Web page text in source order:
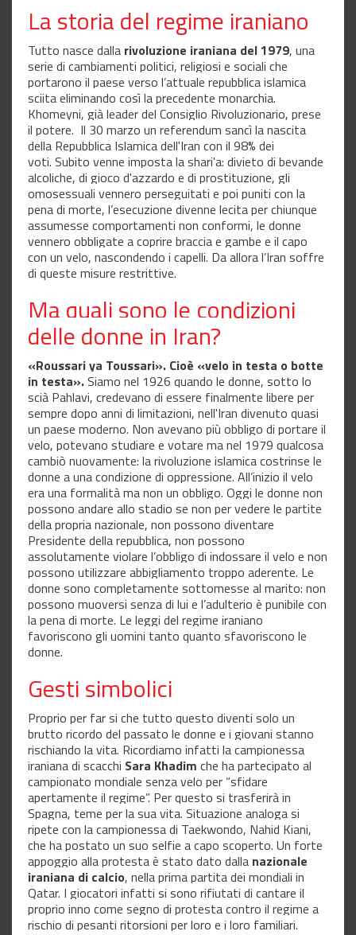
La storia del regime iraniano
Tutto nasce dalla rivoluzione iraniana del 1979, una
serie di cambiamenti politici, religiosi e sociali che
portarono il paese verso l’attuale repubblica islamica
sciita eliminando così la precedente monarchia.
Khomeyni, già leader del Consiglio Rivoluzionario, prese
il potere. Il 30 marzo un referendum sancì la nascita
della Repubblica Islamica dell'Iran con il 98% dei
voti. Subito venne imposta la shari'a: divieto di bevande
alcoliche, di gioco d'azzardo e di prostituzione, gli
omosessuali vennero perseguitati e poi puniti con la
pena di morte, l’esecuzione divenne lecita per chiunque
assumesse comportamenti non conformi, le donne
vennero obbligate a coprire braccia e gambe e il capo
con un velo, nascondendo i capelli. Da allora l’Iran soffre
di queste misure restrittive.
Ma quali sono le condizioni
delle donne in Iran?
«Roussari ya Toussari». Cioè «velo in testa o botte
in testa».Siamo nel 1926 quando le donne, sotto lo
scià Pahlavi, credevano di essere finalmente libere per
sempre dopo anni di limitazioni, nell'Iran divenuto quasi
un paese moderno. Non avevano più obbligo di portare il
velo, potevano studiare e votare ma nel 1979 qualcosa
cambiò nuovamente: la rivoluzione islamica costrinse le
donne a una condizione di oppressione. All’inizio il velo
era una formalità ma non un obbligo. Oggi le donne non
possono andare allo stadio se non per vedere le partite
della propria nazionale, non possono diventare
Presidente della repubblica, non possono
assolutamente violare l’obbligo di indossare il velo e non
possono utilizzare abbigliamento troppo aderente. Le
donne sono completamente sottomesse al marito: non
possono muoversi senza di lui e l’adulterio è punibile con
la pena di morte. Le leggi del regime iraniano
favoriscono gli uomini tanto quanto sfavoriscono le
donne.
Gesti simbolici
Proprio per far si che tutto questo diventi solo un
brutto ricordo del passato le donne e i giovani stanno
rischiando la vita. Ricordiamo infatti la campionessa
iraniana di scacchi Sara Khadim che ha partecipato al
campionato mondiale senza velo per “sfidare
apertamente il regime”. Per questo si trasferirà in
Spagna, teme per la sua vita. Situazione analoga si
ripete con la campionessa di Taekwondo, Nahid Kiani,
che ha postato un suo selfie a capo scoperto. Un forte
appoggio alla protesta è stato dato dalla nazionale
iraniana di calcio, nella prima partita dei mondiali in
Qatar. I giocatori infatti si sono rifiutati di cantare il
proprio inno come segno di protesta contro il regime a
rischio di pesanti ritorsioni per loro e i loro familiari.